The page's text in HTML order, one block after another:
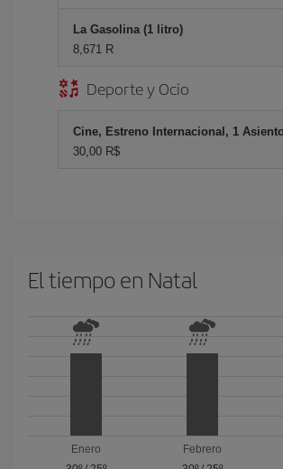
La Gasolina (1 litro)
8,671 R
Deporte y Ocio
Cine, Estreno Internacional, 1
30,00 R$
El tiempo en Natal
Enero
Febrero